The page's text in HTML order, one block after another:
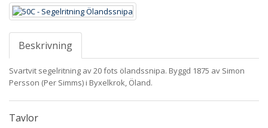
Beskrivning
Svartvit segelritning av 20 fots ölandssnipa. Byggd 1875 av Simon
Persson (Per Simms) i Byxelkrok, Öland.
Tavlor